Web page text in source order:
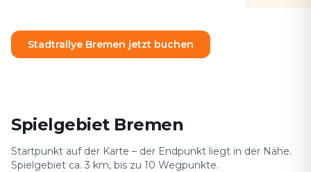
Stadtrallye Bremen jetzt buchen
Spielgebiet Bremen
Startpunkt auf der Karte – der Endpunkt liegt in der Nähe.
Spielgebiet ca. 3 km, bis zu 10 Wegpunkte.